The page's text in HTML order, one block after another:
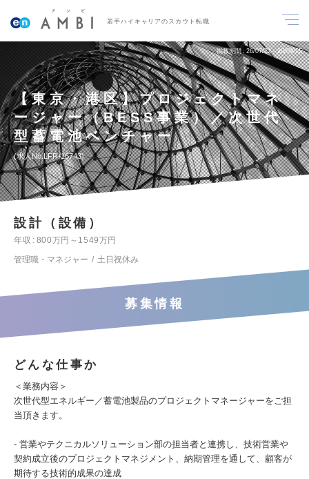
若手ハイキャリアのスカウト転職
掲載期間 26/07/22～26/09/15
【東京・港区】プロジェクトマネ
ージャー（BESS事業）／次世代
型蓄電池ベンチャー
求人No.LFR-16743
設計（設備）
年収
800万円～1549万円
管理職・マネジャー
土日祝休み
募集情報
どんな仕事か
＜業務内容＞
次世代型エネルギー／蓄電池製品のプロジェクトマネージャーをご担
当頂きます。
- 営業やテクニカルソリューション部の担当者と連携し、技術営業や
契約成立後のプロジェクトマネジメント、納期管理を通して、顧客が
期待する技術的成果の達成